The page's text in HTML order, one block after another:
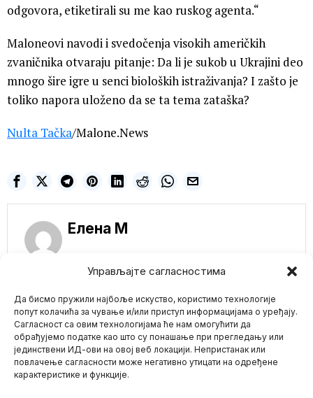
Управљајте сагласностима
Да бисмо пружили најбоље искуство, користимо технологије
попут колачића за чување и/или приступ информацијама о уређају.
Сагласност са овим технологијама ће нам омогућити да
обрађујемо податке као што су понашање при прегледању или
јединствени ИД-ови на овој веб локацији. Непристанак или
повлачење сагласности може негативно утицати на одређене
карактеристике и функције.
odgovora, etiketirali su me kao ruskog agenta.“
Maloneovi navodi i svedočenja visokih američkih
zvaničnika otvaraju pitanje: Da li je sukob u Ukrajini deo
mnogo šire igre u senci bioloških istraživanja? I zašto je
toliko napora uloženo da se ta tema zataška?
Nulta Tačka/Malone.News
Елена M
Mario zna Youtube
NE PROPUSTITE
Грчка уводи радни
дан од 13 сати –
синдикати бесни,
опозиција бојкотује
Атина – Парламент
Грчке усвојио је у